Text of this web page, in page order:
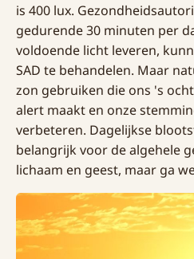
is 400 lux.
gedurende 30 minuten per
voldoende licht leveren,
SAD te behandelen. Maar
zon gebruiken die ons 's
alert maakt en onze
verbeteren. Dagelijkse
belangrijk voor de algehele
lichaam en geest, maar ga